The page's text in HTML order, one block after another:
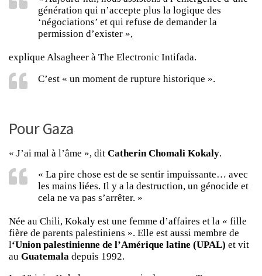
génération qui n’accepte plus la logique des
‘négociations’ et qui refuse de demander la
permission d’exister »,
explique Alsagheer à The Electronic Intifada.
C’est « un moment de rupture historique ».
Pour Gaza
« J’ai mal à l’âme », dit Catherin Chomali Kokaly.
« La pire chose est de se sentir impuissante… avec
les mains liées. Il y a la destruction, un génocide et
cela ne va pas s’arrêter. »
Née au Chili, Kokaly est une femme d’affaires et la « fille
fière de parents palestiniens ». Elle est aussi membre de
l‘Union palestinienne de l’Amérique latine (UPAL) et vit
au Guatemala depuis 1992.